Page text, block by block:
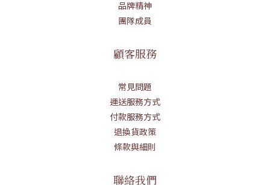
品牌精神
團隊成員
顧客服務
常見問題
運送服務方式
付款服務方式
退換貨政策
條款與細則
聯絡我們